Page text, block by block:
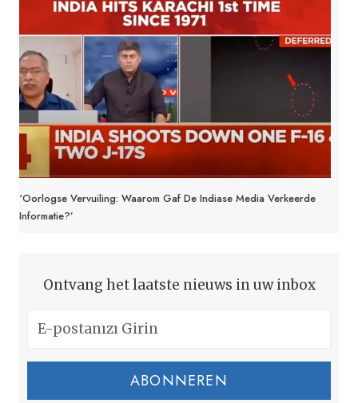
‘Oorlogse Vervuiling: Waarom Gaf De Indiase Media Verkeerde
Informatie?’
Ontvang het laatste nieuws in uw inbox
ABONNEREN